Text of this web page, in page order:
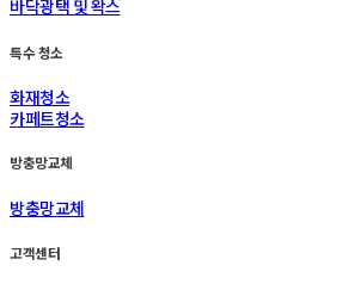
바닥광택 및 왁스
특수 청소
화재청소
카페트청소
방충망교체
방충망교체
고객센터